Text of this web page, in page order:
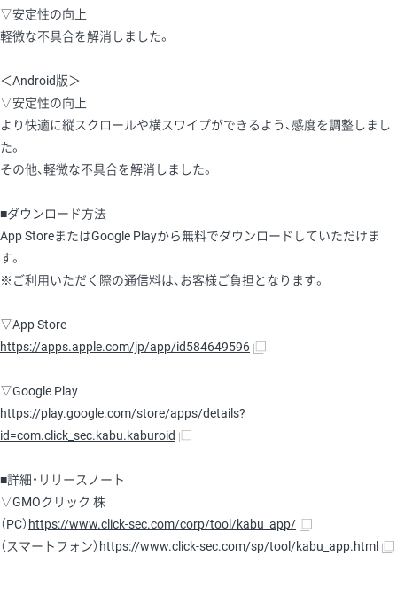
▽安定性の向上
軽微な不具合を解消しました。
＜Android版＞
▽安定性の向上
より快適に縦スクロールや横スワイプができるよう、感度を調整しまし
た。
その他、軽微な不具合を解消しました。
■ダウンロード方法
App StoreまたはGoogle Playから無料でダウンロードしていただけま
す。
※ご利用いただく際の通信料は、お客様ご負担となります。
▽App Store
https://apps.apple.com/jp/app/id584649596
▽Google Play
https://play.google.com/store/apps/details?
id=com.click_sec.kabu.kaburoid
■詳細・リリースノート
▽GMOクリック 株
（PC） https://www.click-sec.com/corp/tool/kabu_app/
（スマートフォン） https://www.click-sec.com/sp/tool/kabu_app.html